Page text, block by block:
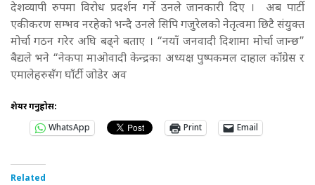
देशव्यापी रुपमा विरोध प्रदर्शन गर्ने उनले जानकारी दिए । अब पार्टी
एकीकरण सम्भव नरहेको भन्दै उनले सिपि गजुरेलको नेतृत्वमा छिटै संयुक्त
मोर्चा गठन गरेर अघि बढ्ने बताए । “नयाँ जनवादी दिशामा मोर्चा जान्छ”
बैद्यले भने “नेकपा माओवादी केन्द्रका अध्यक्ष पुष्पकमल दाहाल काँग्रेस र
एमालेहरुसँग घाँर्टी जोडेर अव
शेयर गर्नुहोस:
WhatsApp
Print Email
Related